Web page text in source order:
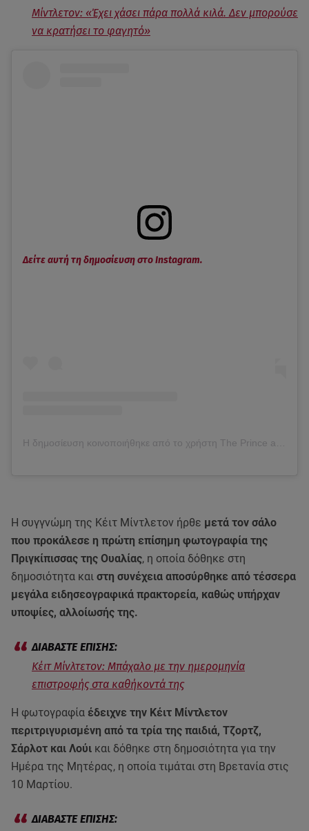
Μίντλετον: «Έχει χάσει πάρα πολλά κιλά. Δεν μπορούσε
να κρατήσει το φαγητό»
Δείτε αυτή τη δημοσίευση στο Instagram.
Η συγγνώμη της Κέιτ Μίντλετον ήρθε μετά τον σάλο
που προκάλεσε η πρώτη επίσημη φωτογραφία της
Πριγκίπισσας της Ουαλίας, η οποία δόθηκε στη
δημοσιότητα και στη συνέχεια αποσύρθηκε από τέσσερα
μεγάλα ειδησεογραφικά πρακτορεία, καθώς υπήρχαν
υποψίες, αλλοίωσής της.
Κέιτ Μίνλτετον: Μπάχαλο με την ημερομηνία
επιστροφής στα καθήκοντά της
Η φωτογραφία έδειχνε την Κέιτ Μίντλετον
περιτριγυρισμένη από τα τρία της παιδιά, Τζορτζ,
Σάρλοτ και Λούι και δόθηκε στη δημοσιότητα για την
Ημέρα της Μητέρας, η οποία τιμάται στη Βρετανία στις
10 Μαρτίου.